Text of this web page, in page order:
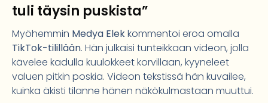
tuli täysin puskista”
Myöhemmin Medya Elekkommentoi eroa omalla
TikTok-tilillään. Hän julkaisi tunteikkaan videon, jolla
kävelee kadulla kuulokkeet korvillaan, kyyneleet
valuen pitkin poskia. Videon tekstissä hän kuvailee,
kuinka äkisti tilanne hänen näkökulmastaan muuttui.